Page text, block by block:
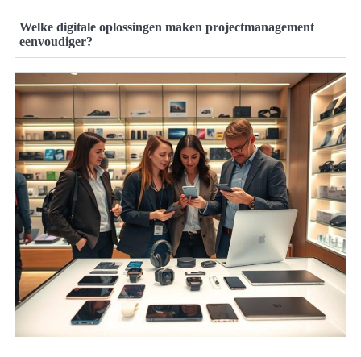
Welke digitale oplossingen maken projectmanagement
eenvoudiger?